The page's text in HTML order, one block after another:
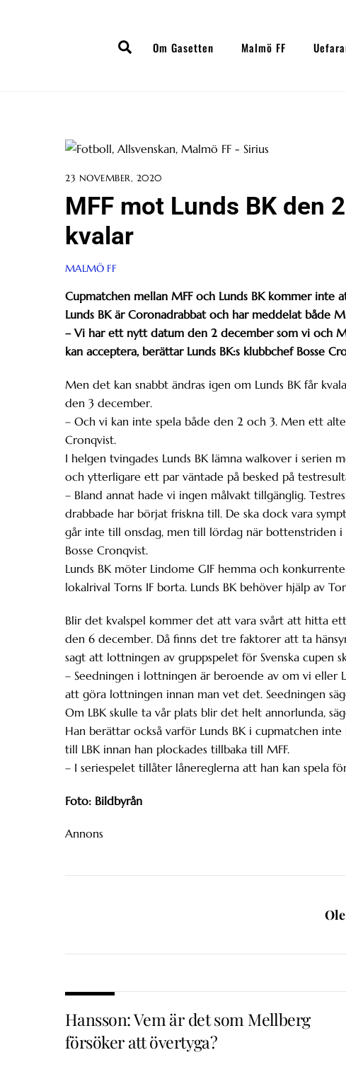
SearchOm Gasetten Malmö FF
23 NOVEMBER, 2020
MFF mot Lunds BK den
kvalar
MALMÖ FF
Cupmatchen mellan MFF och Lunds BK kommer inte
Lunds BK är Coronadrabbat och har meddelat både
– Vi har ett nytt datum den 2 december som vi och
kan acceptera, berättar Lunds BK:s klubbchef Bosse
Men det kan snabbt ändras igen om Lunds BK får
den 3 december.
– Och vi kan inte spela både den 2 och 3. Men ett
Cronqvist.
I helgen tvingades Lunds BK lämna walkover i serien
och ytterligare ett par väntade på besked på
– Bland annat hade vi ingen målvakt tillgänglig.
drabbade har börjat friskna till. De ska dock vara
går inte till onsdag, men till lördag när bottenstriden i
Bosse Cronqvist.
Lunds BK möter Lindome GIF hemma och
lokalrival Torns IF borta. Lunds BK behöver hjälp av
Blir det kvalspel kommer det att vara svårt att hitta
den 6 december. Då finns det tre faktorer att ta
sagt att lottningen av gruppspelet för Svenska cupen
– Seedningen i lottningen är beroende av om vi eller
att göra lottningen innan man vet det. Seedningen
Om LBK skulle ta vår plats blir det helt annorlunda,
Han berättar också varför Lunds BK i cupmatchen
till LBK innan han plockades tillbaka till MFF.
– I seriespelet tillåter lånereglerna att han kan spela
Foto: Bildbyrån
Annons
Hansson: Vem är det som Mellberg
försöker att övertyga?